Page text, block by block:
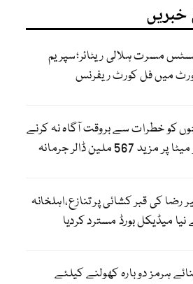
خبریں
مسرت ہلالی ریٹائر؛سپریم
میں فل کورٹ ریفرنس
کو خطرات سے بروقت آگاہ نہ کرنے
پر مزید 567 ملین ڈالر جرمانہ
رضا کی قبر کشائی پر تنازع،اہلخانہ
نیا میڈیکل بورڈ مسترد کردیا
ہرمز دوبارہ کھولنے کیلئے